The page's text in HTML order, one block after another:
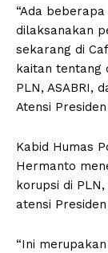
“Ada
dilaksanakan
sekarang di
kaitan tentang
PLN, ASABRI,
Atensi Presiden
Kabid Humas
Hermanto
korupsi di
atensi
“Ini